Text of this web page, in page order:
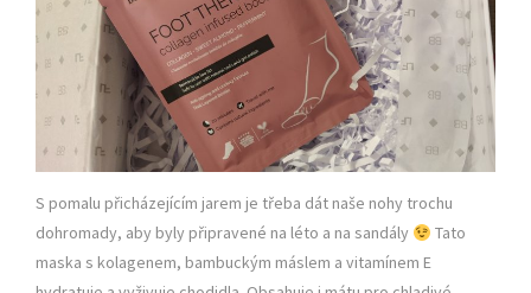
S pomalu přicházejícím jarem je třeba dát naše nohy trochu
dohromady, aby byly připravené na léto a na sandály
Tato
maska s kolagenem, bambuckým máslem a vitamínem E